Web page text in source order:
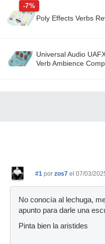
-7%
Poly Effects Verbs
Universal Audio
Verb Ambience
#1 por zos7 el 07/03/
No conocía al lechuga,
apunto para darle una
Pinta bien la aristides